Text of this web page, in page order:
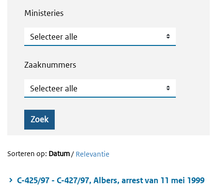
Ministeries
Ministeries
Zaaknummers
Zaaknummers
Zoek
Sorteren op: Datum/ Relevantie
C-425/97 - C-427/97, Albers, arrest van 11 mei 1999